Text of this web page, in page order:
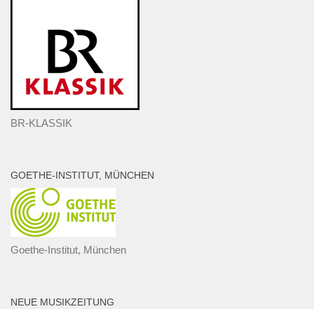
BR-KLASSIK
GOETHE-INSTITUT, MÜNCHEN
Goethe-Institut, München
NEUE MUSIKZEITUNG